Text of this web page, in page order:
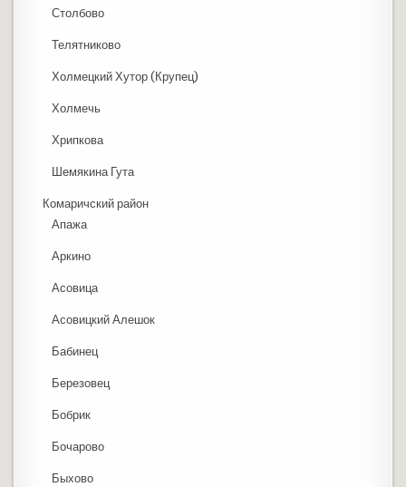
Столбово
Телятниково
Холмецкий Хутор (Крупец)
Холмечь
Хрипкова
Шемякина Гута
Комаричский район
Апажа
Аркино
Асовица
Асовицкий Алешок
Бабинец
Березовец
Бобрик
Бочарово
Быхово